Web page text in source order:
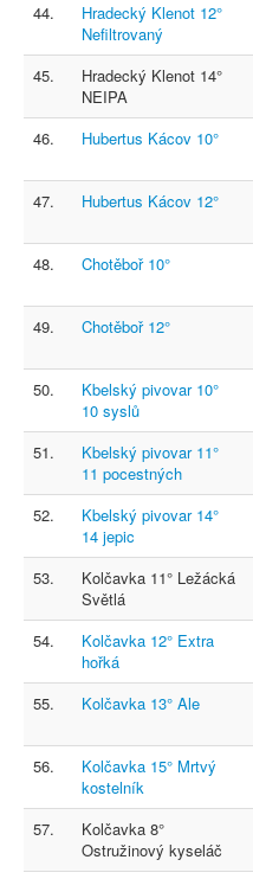
44.
Hradecký Klenot 12°
Nefiltrovaný
45.
Hradecký Klenot 14°
NEIPA
46.
Hubertus Kácov 10°
47.
Hubertus Kácov 12°
48.
Chotěboř 10°
49.
Chotěboř 12°
50.
Kbelský pivovar 10°
10 syslů
51.
Kbelský pivovar 11°
11 pocestných
52.
Kbelský pivovar 14°
14 jepic
53.
Kolčavka 11° Ležácká
Světlá
54.
Kolčavka 12° Extra
hořká
55.
Kolčavka 13° Ale
56.
Kolčavka 15° Mrtvý
kostelník
57.
Kolčavka 8°
Ostružinový kyseláč